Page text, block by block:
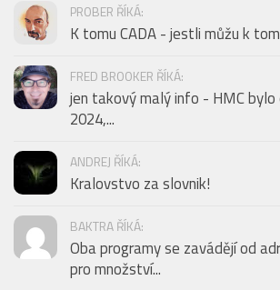
PROBER ŘÍKÁ:
K tomu CADA - jestli můžu k
FRED BROOKER ŘÍKÁ:
jen takový malý info - HMC bylo
2024,...
ANDREJ ŘÍKÁ:
Kralovstvo za slovnik!
BAKTRA ŘÍKÁ:
Oba programy se zavádějí od
pro množství...